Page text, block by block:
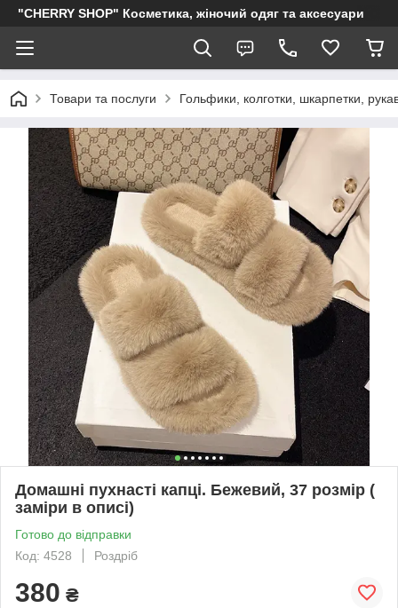
"CHERRY SHOP" Косметика, жіночий одяг та аксесуари
Товари та послуги Гольфики, колготки, шкарпетки,
Домашні пухнасті капці. Бежевий, 37 розмір (
заміри в описі)
Готово до відправки
Код: 4528
Роздріб
380 ₴